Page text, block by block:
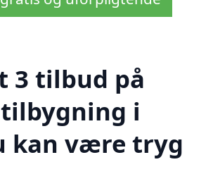
3 tilbud på
i
kan være tryg